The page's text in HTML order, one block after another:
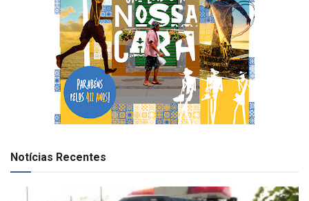
Notícias Recentes